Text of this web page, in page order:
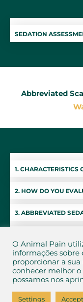
SEDATION
Abbreviated
1. CHARACTERISTICS
2. HOW DO YOU
3. ABBREVIATED
5. ASSESS SEDATION
O Animal Pain
informações sobre
proporcionar a
conhecer melhor
possamos nos
Settings